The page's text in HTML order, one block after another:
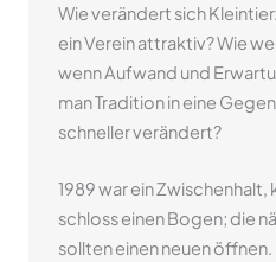
Wie verändert sich
ein Verein attraktiv? Wie
wenn Aufwand und
man Tradition in eine
schneller verändert?
1989 war ein
schloss einen Bogen; die
sollten einen neuen öffnen.